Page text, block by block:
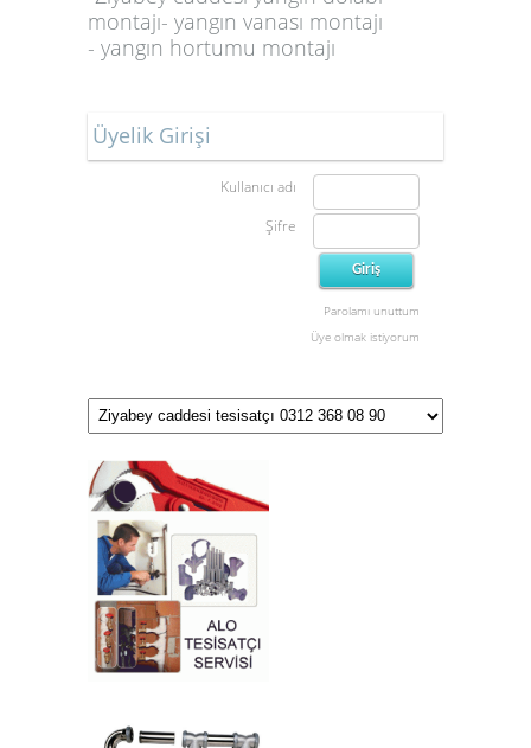
montajı- yangın vanası montajı
- yangın hortumu montajı
Üyelik Girişi
Kullanıcı adı
Şifre
Parolamı unuttum
Üye olmak istiyorum